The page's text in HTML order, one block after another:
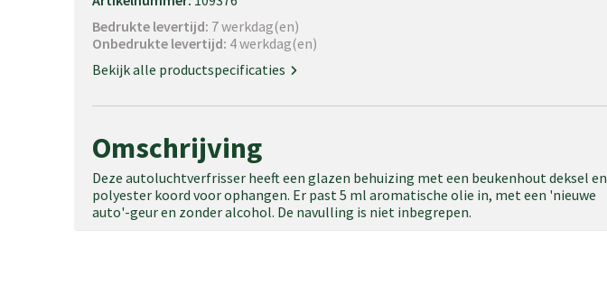
Bedrukte levertijd: 7 werkdag(en)
Onbedrukte levertijd: 4 werkdag(en)
Bekijk alle productspecificaties
Omschrijving
Deze autoluchtverfrisser heeft een glazen behuizing met een beukenhout deksel en
polyester koord voor ophangen. Er past 5 ml aromatische olie in, met een 'nieuwe
auto'-geur en zonder alcohol. De navulling is niet inbegrepen.